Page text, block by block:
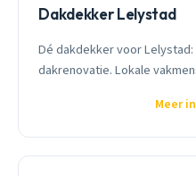
Dakdekker Lelystad
Dé dakdekker voor
dakrenovatie. Lokale
Meer